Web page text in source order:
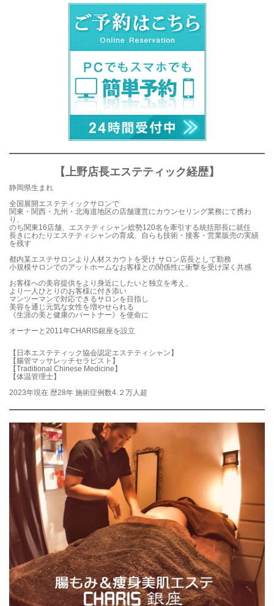
【上野店長エステティック経歴】
静岡県生まれ
全国展開エステティックサロンで
関東・関西・九州・北海道地区の店舗運営にカウンセリング業務にて携わ
り、
のち関東16店舗、エステティシャン総勢120名を牽引する統括部長に就任
長きにわたりエステティシャンの育成、自らも技術・接客・営業販売の実績
を残す
都内某エステサロンより人材スカウトを受け サロン店長として勤務
小規模サロンでのアットホームなお客様との関係性に衝撃を受け深く共感
お客様への美容提供をより身近にしたいと独立を考え、
より一人ひとりのお客様に付き添い
マンツーマンで対応できるサロンを目指し
美容を通じ元気な女性を増やせられる
《生涯の美と健康のパートナー》を使命に
オーナーと2011年CHARIS銀座を設立
【日本エステティック協会認定エステティシャン】
【腸管マッサレッチセラピスト】
【Traditional Chinese Medicine】
【体温管理士】
2023年現在 歴28年 施術症例数4.２万人超